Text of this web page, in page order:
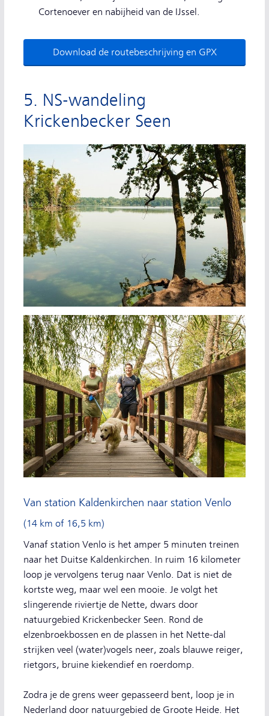
Cortenoever en nabijheid van de IJssel.
Download de routebeschrijving en GPX
5. NS-wandeling
Krickenbecker Seen
Van station Kaldenkirchen naar station Venlo
(14 km of 16,5 km)
Vanaf station Venlo is het amper 5 minuten treinen
naar het Duitse Kaldenkirchen. In ruim 16 kilometer
loop je vervolgens terug naar Venlo. Dat is niet de
kortste weg, maar wel een mooie. Je volgt het
slingerende riviertje de Nette, dwars door
natuurgebied Krickenbecker Seen. Rond de
elzenbroekbossen en de plassen in het Nette-dal
strijken veel (water)vogels neer, zoals blauwe reiger,
rietgors, bruine kiekendief en roerdomp.
Zodra je de grens weer gepasseerd bent, loop je in
Nederland door natuurgebied de Groote Heide. Het